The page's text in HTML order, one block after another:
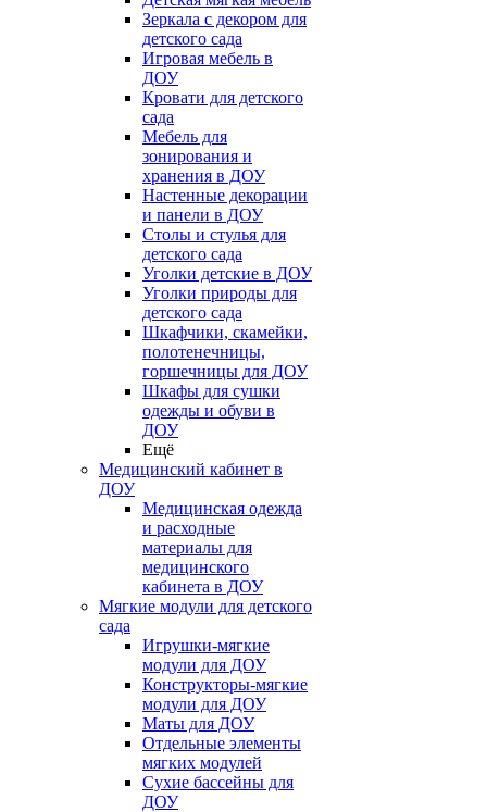
Зеркала с декором для
детского сада
Игровая мебель в
ДОУ
Кровати для детского
сада
Мебель для
зонирования и
хранения в ДОУ
Настенные декорации
и панели в ДОУ
Столы и стулья для
детского сада
Уголки детские в ДОУ
Уголки природы для
детского сада
Шкафчики, скамейки,
полотенечницы,
горшечницы для ДОУ
Шкафы для сушки
одежды и обуви в
ДОУ
Ещё
Медицинский кабинет в
ДОУ
Медицинская одежда
и расходные
материалы для
медицинского
кабинета в ДОУ
Мягкие модули для детского
сада
Игрушки-мягкие
модули для ДОУ
Конструкторы-мягкие
модули для ДОУ
Маты для ДОУ
Отдельные элементы
мягких модулей
Сухие бассейны для
ДОУ